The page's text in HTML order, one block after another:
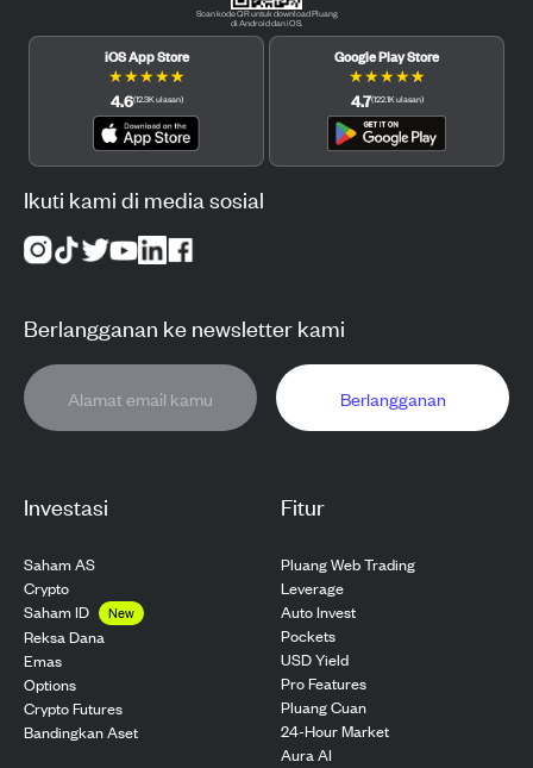
Investasi
Saham AS
Crypto
Saham ID
New
Reksa Dana
Emas
Options
Crypto Futures
Bandingkan Aset
Fitur
Pluang Web Trading
Leverage
Auto Invest
Pockets
USD Yield
Pro Features
Pluang Cuan
24-Hour Market
Aura AI
Scan kode QR untuk download Pluang
di Android dan iOS.
iOS App Store
★★★★★
4.6(12.3K ulasan)
Google Play Store
★★★★★
4.7(122.1K ulasan)
Ikuti kami di media sosial
Berlangganan ke newsletter kami
Berlangganan